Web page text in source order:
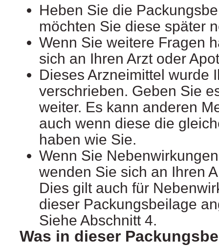
Heben Sie die
möchten Sie diese später
Wenn Sie weitere Fragen
sich an Ihren Arzt oder
Dieses Arzneimittel wurde
verschrieben. Geben Sie
weiter. Es kann anderen
auch wenn diese die
haben wie Sie.
Wenn Sie
wenden Sie sich an Ihren
Dies gilt auch für
dieser Packungsbeilage
Siehe Abschnitt 4.
Was in dieser